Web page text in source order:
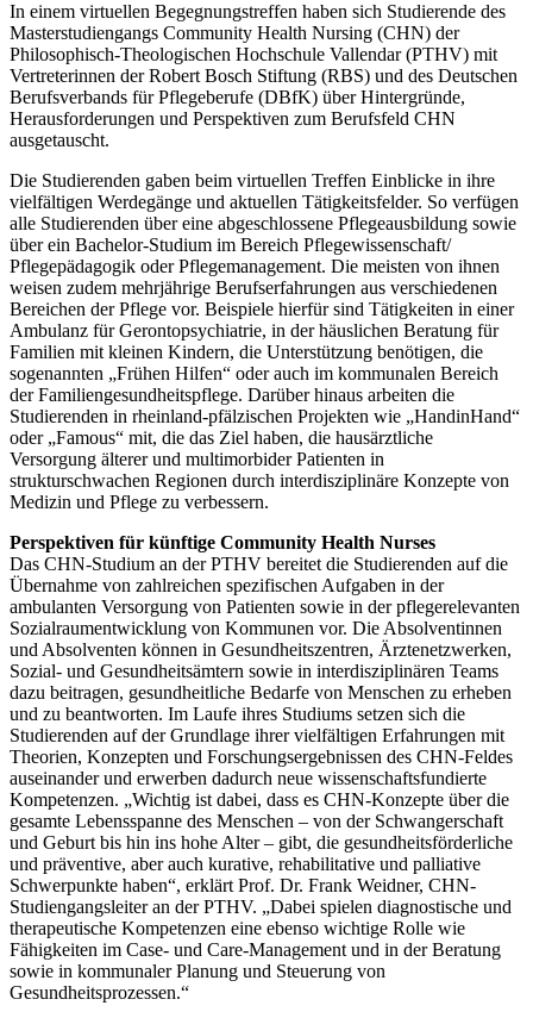
In einem virtuellen Begegnungstreffen haben sich Studierende des
Masterstudiengangs Community Health Nursing (CHN) der
Philosophisch-Theologischen Hochschule Vallendar (PTHV) mit
Vertreterinnen der Robert Bosch Stiftung (RBS) und des Deutschen
Berufsverbands für Pflegeberufe (DBfK) über Hintergründe,
Herausforderungen und Perspektiven zum Berufsfeld CHN
ausgetauscht.
Die Studierenden gaben beim virtuellen Treffen Einblicke in ihre
vielfältigen Werdegänge und aktuellen Tätigkeitsfelder. So verfügen
alle Studierenden über eine abgeschlossene Pflegeausbildung sowie
über ein Bachelor-Studium im Bereich Pflegewissenschaft/
Pflegepädagogik oder Pflegemanagement. Die meisten von ihnen
weisen zudem mehrjährige Berufserfahrungen aus verschiedenen
Bereichen der Pflege vor. Beispiele hierfür sind Tätigkeiten in einer
Ambulanz für Gerontopsychiatrie, in der häuslichen Beratung für
Familien mit kleinen Kindern, die Unterstützung benötigen, die
sogenannten „Frühen Hilfen“ oder auch im kommunalen Bereich
der Familiengesundheitspflege. Darüber hinaus arbeiten die
Studierenden in rheinland-pfälzischen Projekten wie „HandinHand“
oder „Famous“ mit, die das Ziel haben, die hausärztliche
Versorgung älterer und multimorbider Patienten in
strukturschwachen Regionen durch interdisziplinäre Konzepte von
Medizin und Pflege zu verbessern.
Perspektiven für künftige Community Health Nurses
Das CHN-Studium an der PTHV bereitet die Studierenden auf die
Übernahme von zahlreichen spezifischen Aufgaben in der
ambulanten Versorgung von Patienten sowie in der pflegerelevanten
Sozialraumentwicklung von Kommunen vor. Die Absolventinnen
und Absolventen können in Gesundheitszentren, Ärztenetzwerken,
Sozial- und Gesundheitsämtern sowie in interdisziplinären Teams
dazu beitragen, gesundheitliche Bedarfe von Menschen zu erheben
und zu beantworten. Im Laufe ihres Studiums setzen sich die
Studierenden auf der Grundlage ihrer vielfältigen Erfahrungen mit
Theorien, Konzepten und Forschungsergebnissen des CHN-Feldes
auseinander und erwerben dadurch neue wissenschaftsfundierte
Kompetenzen. „Wichtig ist dabei, dass es CHN-Konzepte über die
gesamte Lebensspanne des Menschen – von der Schwangerschaft
und Geburt bis hin ins hohe Alter – gibt, die gesundheitsförderliche
und präventive, aber auch kurative, rehabilitative und palliative
Schwerpunkte haben“, erklärt Prof. Dr. Frank Weidner, CHN-
Studiengangsleiter an der PTHV. „Dabei spielen diagnostische und
therapeutische Kompetenzen eine ebenso wichtige Rolle wie
Fähigkeiten im Case- und Care-Management und in der Beratung
sowie in kommunaler Planung und Steuerung von
Gesundheitsprozessen.“